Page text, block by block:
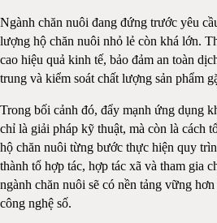
Ngành chăn nuôi đang đứng trước yêu
lượng hộ chăn nuôi nhỏ lẻ còn khá lớn.
cao hiệu quả kinh tế, bảo đảm an toàn
trung và kiểm soát chất lượng sản phẩm
Trong bối cảnh đó, đẩy mạnh ứng dụng
chỉ là giải pháp kỹ thuật, mà còn là cách
hộ chăn nuôi từng bước thực hiện quy
thành tổ hợp tác, hợp tác xã và tham gia
ngành chăn nuôi sẽ có nền tảng vững
công nghệ số.